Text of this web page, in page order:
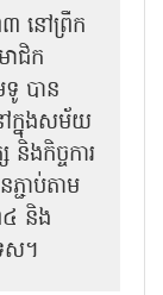
នៅព្រឹក
ជិក
បាន
ៅក្នុងសម័យ
និងកិច្ច​ការ
ជាប់តាម
និង
ស។